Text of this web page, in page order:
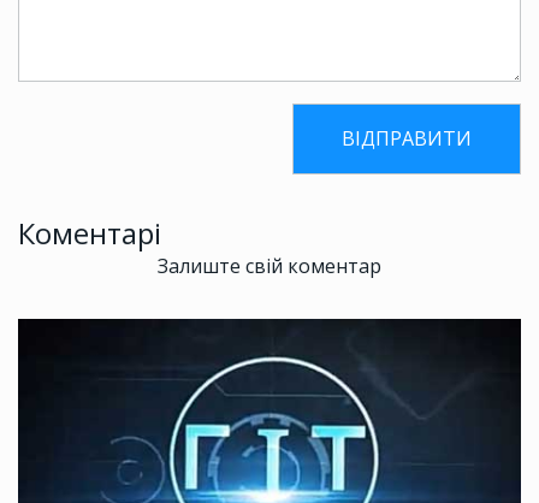
Коментарі
Залиште свій коментар